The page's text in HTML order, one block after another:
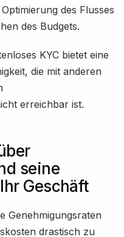
des Flusses
des Budgets.
KYC bietet eine
die mit anderen
erreichbar ist.
seine
Geschäft
Genehmigungsraten
drastisch zu